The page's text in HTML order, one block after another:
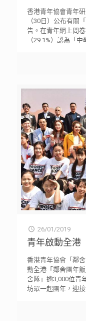
香港青年協會青年
（30日）公布有關
告。在青年網上問
（29.1%）認為「
26/01/2019
青年啟動全港
香港青年協會「鄰
動全港「鄰舍團年
舍隊」逾3,000位青
坊眾一起團年，迎